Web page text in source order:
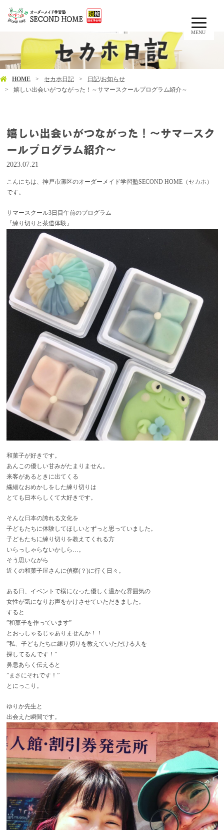
MENU
HOME セカホ日記 日記/お知らせ
嬉しい出会いがつながった！～サマースクールプログラム紹介～
嬉しい出会いがつながった！～サマースク
ールプログラム紹介～
2023.07.21
こんにちは、神戸市灘区のオーダーメイド学習塾SECOND HOME（セカホ）
です。
サマースクール3日目午前のプログラム
『練り切りと茶道体験』
和菓子が好きです。
あんこの優しい甘みがたまりません。
来客があるときに出てくる
繊細なおめかしをした練り切りは
とても日本らしくて大好きです。
そんな日本の誇れる文化を
子どもたちに体験してほしいとずっと思っていました。
子どもたちに練り切りを教えてくれる方
いらっしゃらないかしら…。
そう思いながら
近くの和菓子屋さんに偵察(？)に行く日々。
ある日、イベントで横になった優しく温かな雰囲気の
女性が気になりお声をかけさせていただきました。
すると
”和菓子を作っています”
とおっしゃるじゃありませんか！！
”私、子どもたちに練り切りを教えていただける人を
探してるんです！”
鼻息あらく伝えると
”まさにそれです！”
とにっこり。
ゆりか先生 と
出会えた瞬間です。